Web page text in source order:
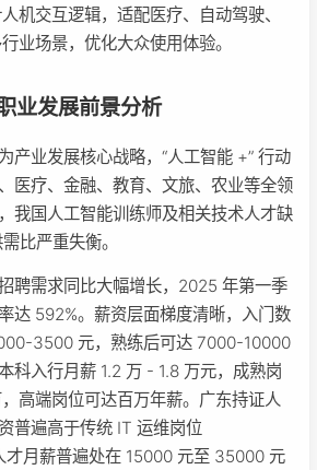
机交互逻辑，适配医疗、自动驾驶、
业场景，优化大众使用体验。
业发展前景分析
产业发展核心战略，“人工智能 +” 行动
医疗、金融、教育、文旅、农业等全领
我国人工智能训练师及相关技术人才缺
比严重失衡。
聘需求同比大幅增长，2025 年第一季
达 592%。薪资层面梯度清晰，入门数
3500 元，熟练后可达 7000-10000
科入行月薪 1.2 万 - 1.8 万元，成熟岗
高端岗位可达百万年薪。广东持证人
普遍高于传统 IT 运维岗位
才月薪普遍处在 15000 元至 35000 元